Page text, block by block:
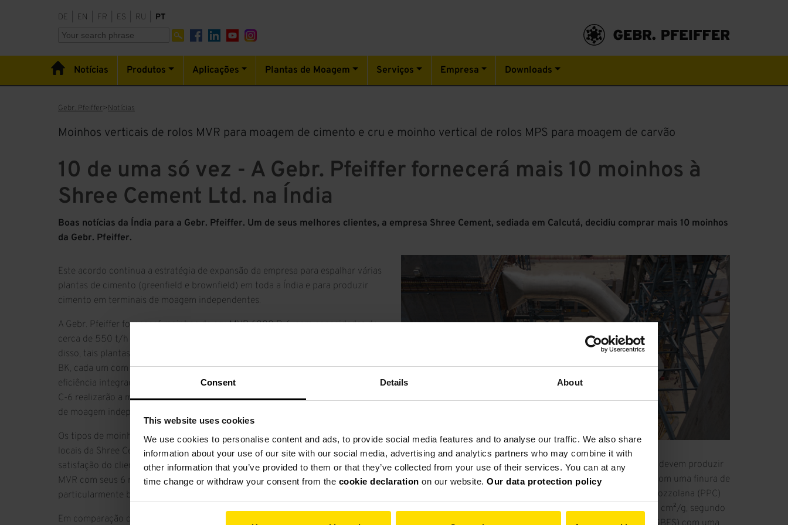
Consent Details About
This website uses cookies
We use cookies to personalise content and ads, to provide social media features and to analyse our traffic. We also share
information about your use of our site with our social media, advertising and analytics partners who may combine it with
other information that you’ve provided to them or that they’ve collected from your use of their services. You can at any
time change or withdraw your consent from the cookie declaration on our website. Our data protection policy
DE EN FR ES RU PT
Notícias Produtos Aplicações Plantas de Moagem Serviços Empresa Downloads
Gebr. Pfeiffer Notícias
Moinhos verticais de rolos MVR para moagem de cimento e cru e moinho vertical de rolos MPS para moagem de carvão
10 de uma só vez - A Gebr. Pfeiffer fornecerá mais 10 moinhos à
Shree Cement Ltd. na Índia
Boas notícias da Índia para a Gebr. Pfeiffer. Um de seus melhores clientes, a empresa Shree Cement, sediada em Calcutá, decidiu comprar mais 10 moinhos
da Gebr. Pfeiffer.
Este acordo continua a estratégia de expansão da empresa para espalhar várias
plantas de cimento (greenfield e brownfield) em toda a Índia e para produzir
cimento em terminais de moagem independentes.
A Gebr. Pfeiffer fornecerá moinhos de cru MVR 6000 R-6, com capacidades de
cerca de 550 t/h e potência instalada de 6700 kW cada, para estas plantas. Além
disso, tais plantas serão equipadas com moinhos de carvão do tipo MPS 2800
BK, cada um com um inversor de 720 kW e um aeroclassificador de alta
eficiência integrado do tipo SLS BK. Os moinhos de cimento do tipo MVR 6000
C-6 realizarão a moagem de clínquer com aditivos nessas plantas e/ou terminais
de moagem independentes.
Os tipos de moinhos descritos estão em operação bem-sucedida em vários
locais da Shree Cement e esses pedidos repetidos de moinhos refletem a
satisfação do cliente, que atualmente possui 24 moinhos Pfeiffer. O moinho
MVR com seus 6 rolos de moagem ativamente redundantes provaram ser
particularmente bem-sucedidos na moagem de cimento.
Em comparação com outros sistemas de moagem combinados, usados ​​
As plantas para moagem de cimento, usando o MVR 6000 C-6, devem produzir
alternativamente 300 t/h de cimento Portland comum (OPC) com uma finura de
3100 cm²/g, segundo Blaine ou 300 t/h de cimento Portland Pozzolana (PPC)
contendo até 35% de cinzas volantes com uma finura de 3500 cm²/g, segundo